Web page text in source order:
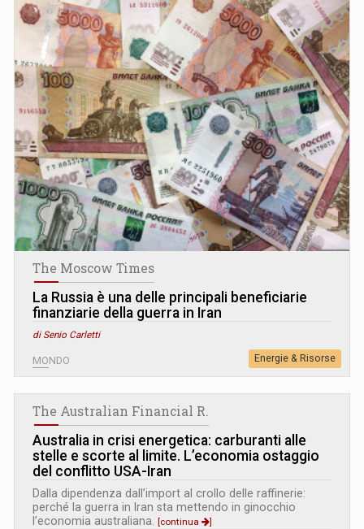
The Moscow Times
La Russia è una delle principali beneficiarie
finanziarie della guerra in Iran
di Senio Carletti
MONDO Energie & Risorse
The Australian Financial R.
Australia in crisi energetica: carburanti alle
stelle e scorte al limite. L’economia ostaggio
del conflitto USA-Iran
Dalla dipendenza dall’import al crollo delle raffinerie:
perché la guerra in Iran sta mettendo in ginocchio
l’economia australiana. [continua
]